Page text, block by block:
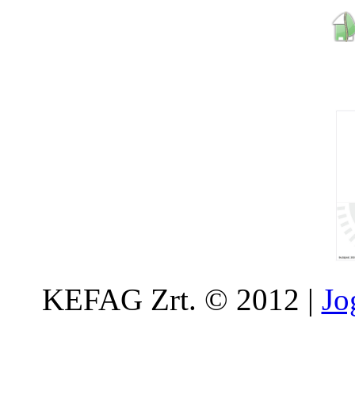
KEFAG Zrt. © 2012 |